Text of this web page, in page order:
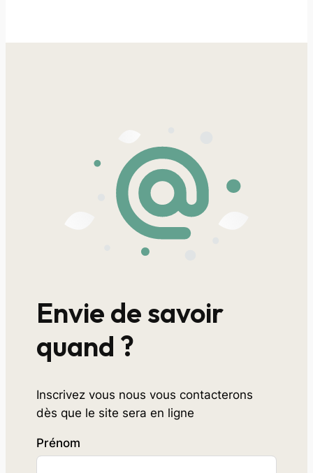
Envie de savoir
quand ?
Inscrivez vous nous vous contacterons
dès que le site sera en ligne
Prénom